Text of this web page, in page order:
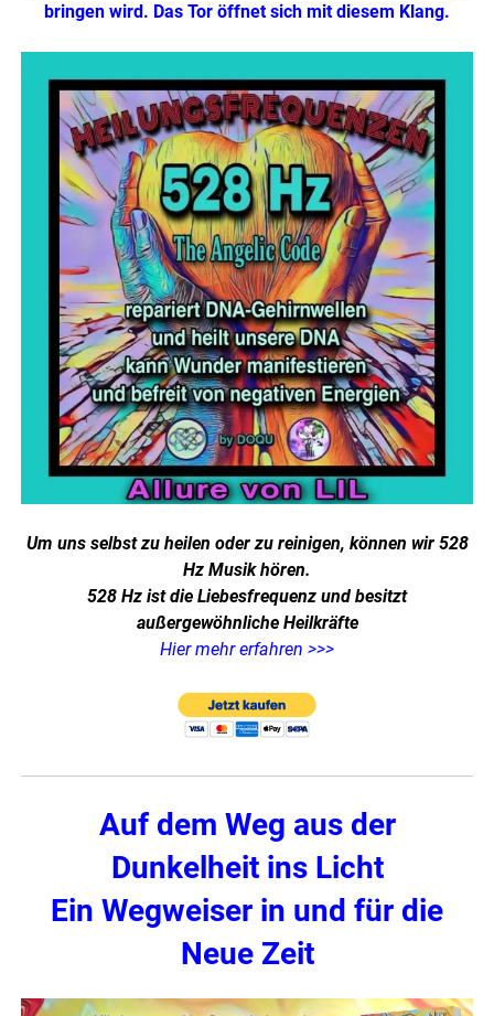
bringen wird. Das Tor öffnet sich mit diesem Klang.
Um uns selbst zu heilen oder zu reinigen, können wir 528
Hz Musik hören.
528 Hz ist die Liebesfrequenz und besitzt
außergewöhnliche Heilkräfte
Hier mehr erfahren >>>
Auf dem Weg aus der
Dunkelheit ins Licht
Ein Wegweiser in und für die
Neue Zeit